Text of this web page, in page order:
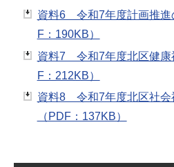
資料6 令和7年度計画推進
F：190KB）
資料7 令和7年度北区健康
F：212KB）
資料8 令和7年度北区社会
（PDF：137KB）